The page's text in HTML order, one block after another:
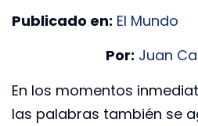
Publicado en: El Mundo
Por: Juan
En los momentos
las palabras también se